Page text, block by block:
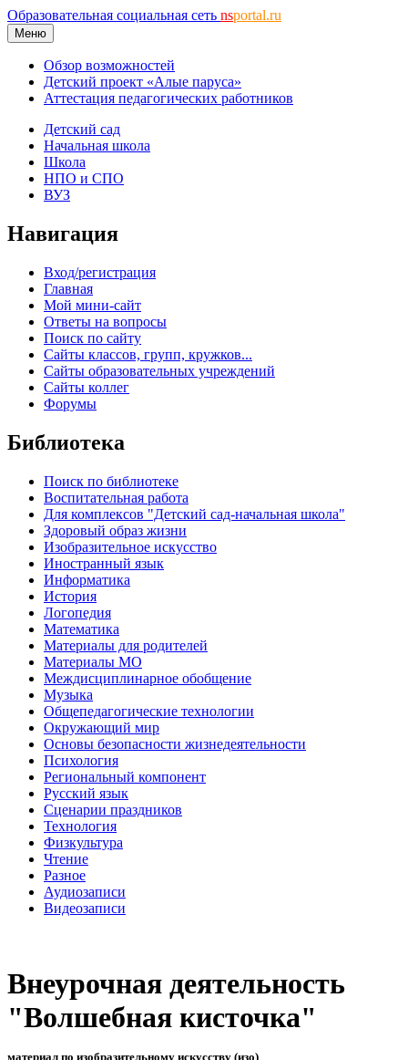
Образовательная социальная сеть nsportal.ru
Меню
Обзор возможностей
Детский проект «Алые паруса»
Аттестация педагогических работников
Детский сад
Начальная школа
Школа
НПО и СПО
ВУЗ
Навигация
Вход/регистрация
Главная
Мой мини-сайт
Ответы на вопросы
Поиск по сайту
Сайты классов, групп, кружков...
Сайты образовательных учреждений
Сайты коллег
Форумы
Библиотека
Поиск по библиотеке
Воспитательная работа
Для комплексов "Детский сад-начальная школа"
Здоровый образ жизни
Изобразительное искусство
Иностранный язык
Информатика
История
Логопедия
Математика
Материалы для родителей
Материалы МО
Междисциплинарное обобщение
Музыка
Общепедагогические технологии
Окружающий мир
Основы безопасности жизнедеятельности
Психология
Региональный компонент
Русский язык
Сценарии праздников
Технология
Физкультура
Чтение
Разное
Аудиозаписи
Видеозаписи
Внеурочная деятельность
"Волшебная кисточка"
материал по изобразительному искусству (изо)